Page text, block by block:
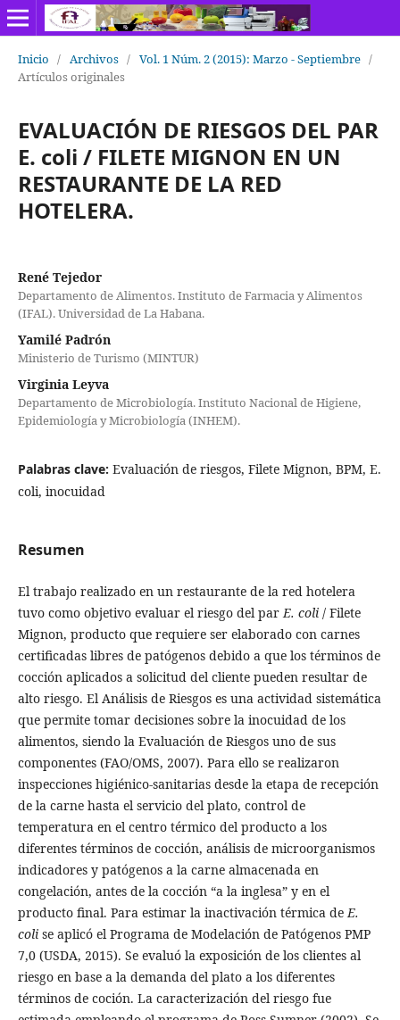
Inicio / Archivos / Vol. 1 Núm. 2 (2015): Marzo - Septiembre /
Artículos originales
EVALUACIÓN DE RIESGOS DEL PAR
E. coli / FILETE MIGNON EN UN
RESTAURANTE DE LA RED
HOTELERA.
René Tejedor
Departamento de Alimentos. Instituto de Farmacia y Alimentos
(IFAL). Universidad de La Habana.
Yamilé Padrón
Ministerio de Turismo (MINTUR)
Virginia Leyva
Departamento de Microbiología. Instituto Nacional de Higiene,
Epidemiología y Microbiología (INHEM).
Palabras clave: Evaluación de riesgos, Filete Mignon, BPM, E.
coli, inocuidad
Resumen
El trabajo realizado en un restaurante de la red hotelera
tuvo como objetivo evaluar el riesgo del parE. coli/ Filete
Mignon, producto que requiere ser elaborado con carnes
certificadas libres de patógenos debido a que los términos de
cocción aplicados a solicitud del cliente pueden resultar de
alto riesgo. El Análisis de Riesgos es una actividad sistemática
que permite tomar decisiones sobre la inocuidad de los
alimentos, siendo la Evaluación de Riesgos uno de sus
componentes (FAO/OMS, 2007). Para ello se realizaron
inspecciones higiénico-sanitarias desde la etapa de recepción
de la carne hasta el servicio del plato, control de
temperatura en el centro térmico del producto a los
diferentes términos de cocción, análisis de microorganismos
indicadores y patógenos a la carne almacenada en
congelación, antes de la cocción “a la inglesa” y en el
producto final. Para estimar la inactivación térmica deE.
coli se aplicó el Programa de Modelación de Patógenos PMP
7,0 (USDA, 2015). Se evaluó la exposición de los clientes al
riesgo en base a la demanda del plato a los diferentes
términos de coción. La caracterización del riesgo fue